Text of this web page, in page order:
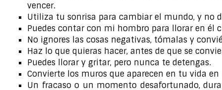
vencer.
Utiliza tu sonrisa para cambiar el mundo, y no
Puedes contar con mi hombro para llorar en él
No ignores las cosas negativas, tómalas y
Haz lo que quieras hacer, antes de que se
Puedes llorar y gritar, pero nunca te detengas.
Convierte los muros que aparecen en tu vida
Un fracaso o un momento desafortunado,